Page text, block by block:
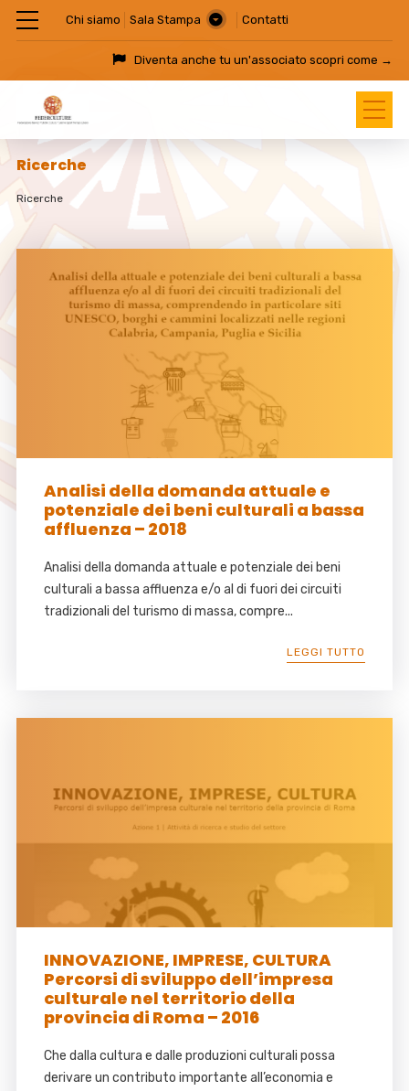
Chi siamo Sala Stampa Contatti
Diventa anche tu un'associatoscopri come →
Ricerche
Ricerche
Analisi della domanda attuale e
potenziale dei beni culturali a bassa
affluenza – 2018
Analisi della domanda attuale e potenziale dei beni
culturali a bassa affluenza e/o al di fuori dei circuiti
tradizionali del turismo di massa, compre...
LEGGI TUTTO
INNOVAZIONE, IMPRESE, CULTURA
Percorsi di sviluppo dell’impresa
culturale nel territorio della
provincia di Roma – 2016
Che dalla cultura e dalle produzioni culturali possa
derivare un contributo importante all’economia e